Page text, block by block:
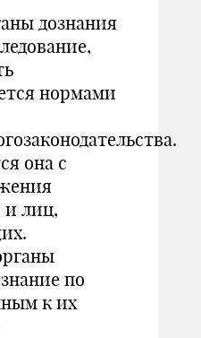
дознания
нормами
она с
и лиц,
по
к их